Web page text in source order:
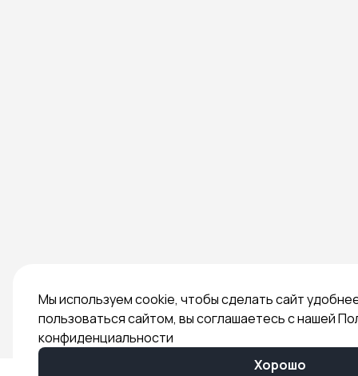
Мы используем cookie, чтобы сделать сайт
пользоваться сайтом, вы соглашаетесь с нашей
конфиденциальности
Хорошо